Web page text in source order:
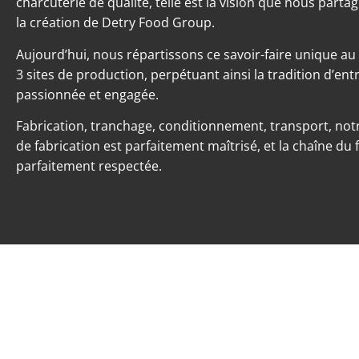
la création de Detry Food Group.
Aujourd’hui, nous répartissons ce savoir-faire unique au
3 sites de production, perpétuant ainsi la tradition
passionnée et engagée.
Fabrication, tranchage, conditionnement, transport,
de fabrication est parfaitement maîtrisé, et la chaîne du
parfaitement respectée.